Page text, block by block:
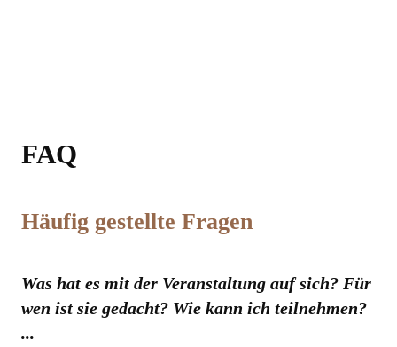
FAQ
Häufig gestellte Fragen
Was hat es mit der Veranstaltung auf sich? Für
wen ist sie gedacht? Wie kann ich teilnehmen?
...